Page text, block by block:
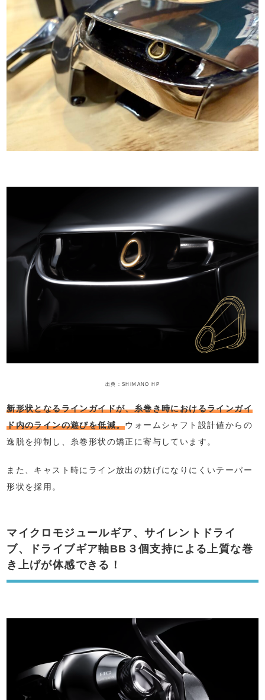
出典：SHIMANO HP
新形状となるラインガイドが、糸巻き時におけるラインガイ
ド内のラインの遊びを低減。ウォームシャフト設計値からの
逸脱を抑制し、糸巻形状の矯正に寄与しています。
また、キャスト時にライン放出の妨げになりにくいテーパー
形状を採用。
マイクロモジュールギア、サイレントドライ
ブ、ドライブギア軸BB３個支持による上質な巻
き上げが体感できる！